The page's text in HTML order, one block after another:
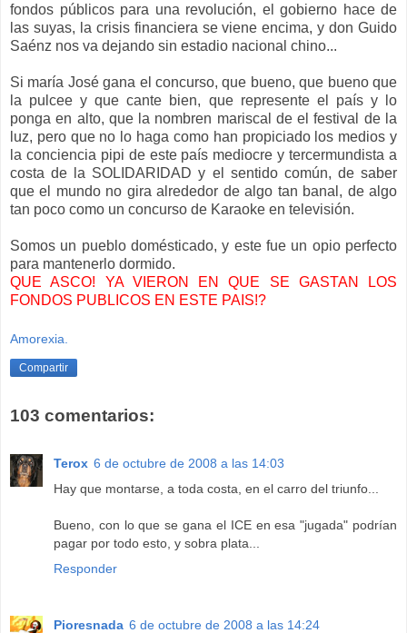
fondos públicos para una revolución, el gobierno hace de
las suyas, la crisis financiera se viene encima, y don Guido
Saénz nos va dejando sin estadio nacional chino...
Si maría José gana el concurso, que bueno, que bueno que
la pulcee y que cante bien, que represente el país y lo
ponga en alto, que la nombren mariscal de el festival de la
luz, pero que no lo haga como han propiciado los medios y
la conciencia pipi de este país mediocre y tercermundista a
costa de la SOLIDARIDAD y el sentido común, de saber
que el mundo no gira alrededor de algo tan banal, de algo
tan poco como un concurso de Karaoke en televisión.
Somos un pueblo domésticado, y este fue un opio perfecto
para mantenerlo dormido.
QUE ASCO! YA VIERON EN QUE SE GASTAN LOS
FONDOS PUBLICOS EN ESTE PAIS!?
Amorexia.
Compartir
103 comentarios:
Terox 6 de octubre de 2008 a las 14:03
Hay que montarse, a toda costa, en el carro del triunfo...
Bueno, con lo que se gana el ICE en esa "jugada" podrían
pagar por todo esto, y sobra plata...
Responder
Pioresnada 6 de octubre de 2008 a las 14:24